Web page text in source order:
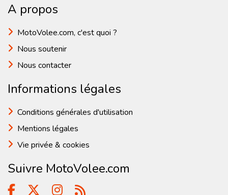
A propos
MotoVolee.com, c'est quoi ?
Nous soutenir
Nous contacter
Informations légales
Conditions générales d'utilisation
Mentions légales
Vie privée & cookies
Suivre MotoVolee.com